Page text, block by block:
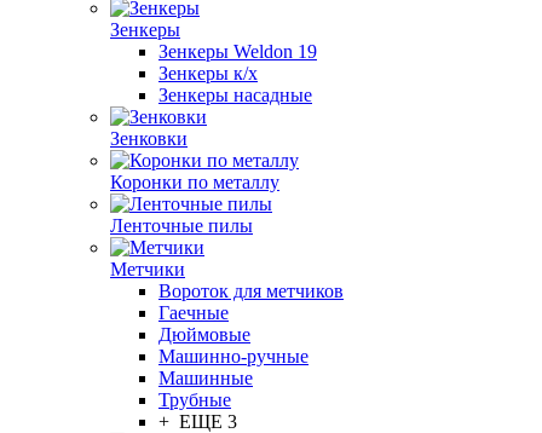
Зенкеры
Зенкеры Weldon 19
Зенкеры к/х
Зенкеры насадные
Зенковки
Коронки по металлу
Ленточные пилы
Метчики
Вороток для метчиков
Гаечные
Дюймовые
Машинно-ручные
Машинные
Трубные
+ ЕЩЕ 3